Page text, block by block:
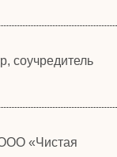
соучредитель
«Чистая